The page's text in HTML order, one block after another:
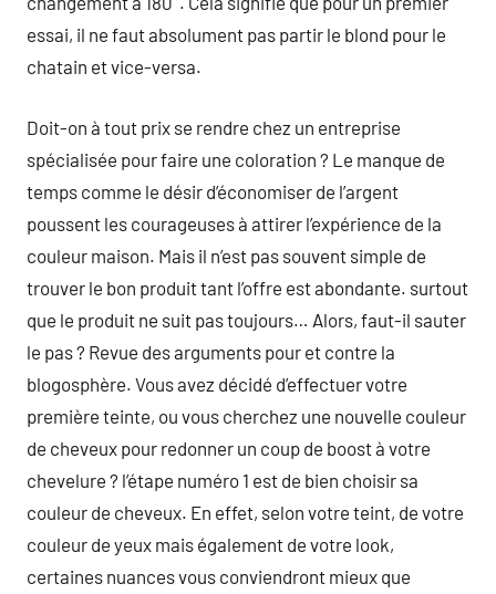
essai, il ne faut absolument pas partir le blond pour le
chatain et vice-versa.
Doit-on à tout prix se rendre chez un entreprise
spécialisée pour faire une coloration ? Le manque de
temps comme le désir d’économiser de l’argent
poussent les courageuses à attirer l’expérience de la
couleur maison. Mais il n’est pas souvent simple de
trouver le bon produit tant l’offre est abondante. surtout
que le produit ne suit pas toujours… Alors, faut-il sauter
le pas ? Revue des arguments pour et contre la
blogosphère. Vous avez décidé d’effectuer votre
première teinte, ou vous cherchez une nouvelle couleur
de cheveux pour redonner un coup de boost à votre
chevelure ? l’étape numéro 1 est de bien choisir sa
couleur de cheveux. En effet, selon votre teint, de votre
couleur de yeux mais également de votre look,
certaines nuances vous conviendront mieux que